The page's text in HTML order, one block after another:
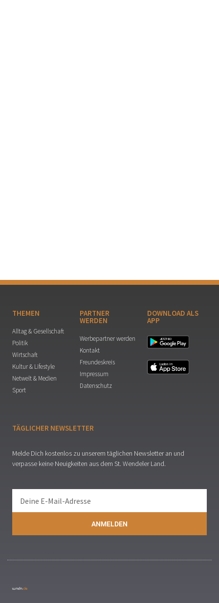
THEMEN
Alltag & Gesellschaft
Politik
Wirtschaft
Kultur & Lifestyle
Netwelt & Medien
Sport
PARTNER
WERDEN
Werbepartner werden
Kontakt
Freundeskreis
Impressum
Datenschutz
DOWNLOAD ALS
APP
TÄGLICHER NEWSLETTER
Melde Dich kostenlos zu unserem täglichen Newsletter an und
verpasse keine Neuigkeiten aus dem St. Wendeler Land.
ANMELDEN